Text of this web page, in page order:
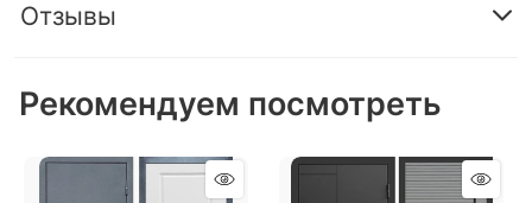
Отзывы
Рекомендуем посмотреть